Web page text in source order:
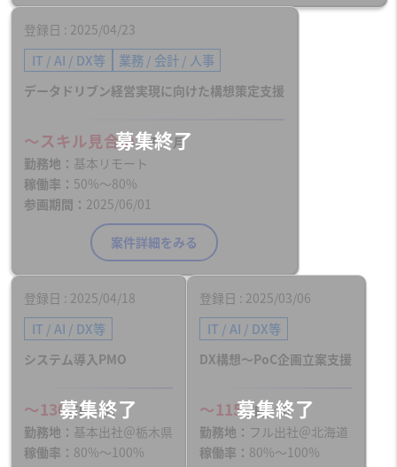
登録日 2025/04/23
IT / AI / DX等 業務 / 会計 / 人事
データドリブン経営実現に向けた構想策定支援
〜スキル見合い万円／月
勤務地
基本リモート
稼働率
50%〜80%
参画期間
2025/06/01
案件詳細をみる
登録日 2025/04/18
IT / AI / DX等
システム導入PMO
〜130万円／月
勤務地
基本出社＠栃木県
稼働率
80%〜100%
登録日 2025/03/06
IT / AI / DX等
DX構想～PoC企画立案支援
〜115万円／月
勤務地
フル出社＠北海道
稼働率
80%〜100%